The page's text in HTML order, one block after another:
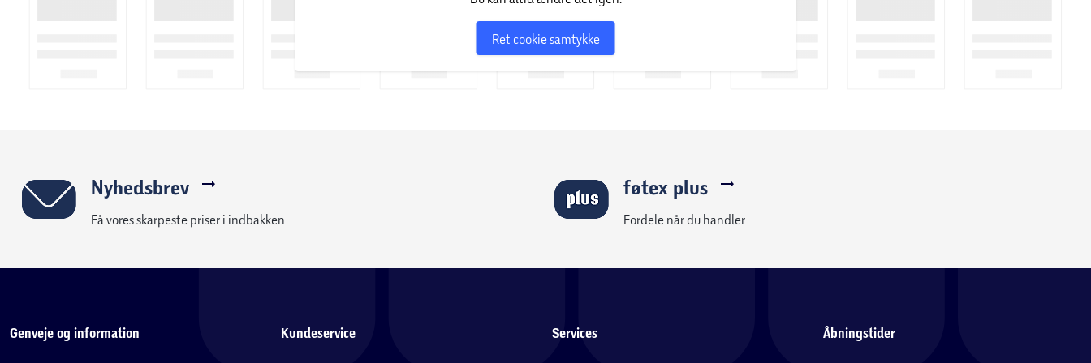
Ret cookie samtykke
Nyhedsbrev
Få vores skarpeste priser i indbakken
føtex plus
Fordele når du handler
Genveje og information Kundeservice Services Åbningstider